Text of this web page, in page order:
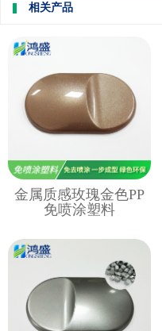
相关产品
金属质感玫瑰金色PP
免喷涂塑料